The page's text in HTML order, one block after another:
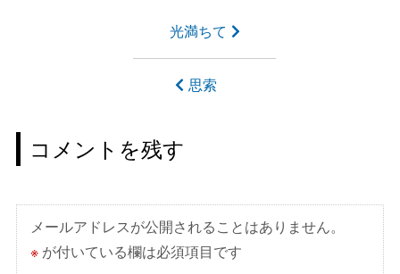
ゲ
ー
シ
ョ
ン
光満ちて
思索
コメントを残す
メールアドレスが公開されることはありません。
※が付いている欄は必須項目です